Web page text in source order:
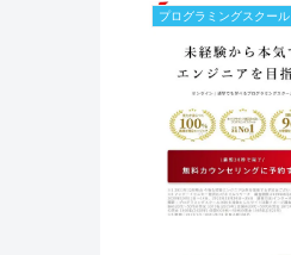
プログラミングスクール